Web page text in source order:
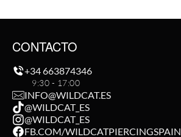
CONTACTO
+34 663874346
9:30 - 17:00
INFO@WILDCAT.ES
@WILDCAT_ES
@WILDCAT_ES
FB.COM/WILDCATPIERCINGSPAIN